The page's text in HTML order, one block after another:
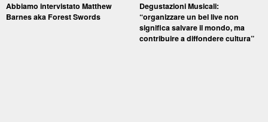
Abbiamo intervistato Matthew
Barnes aka Forest Swords
Degustazioni Musicali:
“organizzare un bel live non
significa salvare il mondo, ma
contribuire a diffondere cultura”